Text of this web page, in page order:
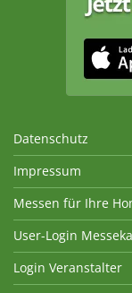
Datenschutz
Impressum
Messen für Ihre
User-Login
Login Veranstalter